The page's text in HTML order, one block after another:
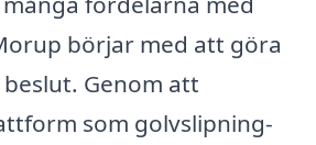
börjar med att göra
Genom att
som golvslipning-